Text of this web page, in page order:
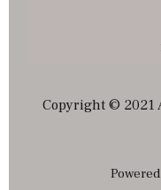
Copyright © 2021